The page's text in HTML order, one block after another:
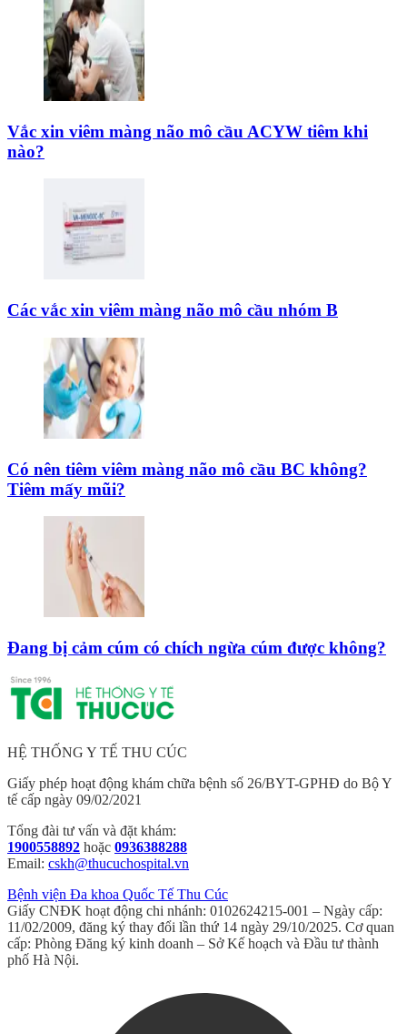
Vắc xin viêm màng não mô cầu ACYW tiêm khi
nào?
Các vắc xin viêm màng não mô cầu nhóm B
Có nên tiêm viêm màng não mô cầu BC không?
Tiêm mấy mũi?
Đang bị cảm cúm có chích ngừa cúm được không?
HỆ THỐNG Y TẾ THU CÚC
Giấy phép hoạt động khám chữa bệnh số 26/BYT-GPHĐ do Bộ Y
tế cấp ngày 09/02/2021
Tổng đài tư vấn và đặt khám:
1900558892 hoặc 0936388288
Email: cskh@thucuchospital.vn
Bệnh viện Đa khoa Quốc Tế Thu Cúc
Giấy CNĐK hoạt động chi nhánh: 0102624215-001 – Ngày cấp:
11/02/2009, đăng ký thay đổi lần thứ 14 ngày 29/10/2025. Cơ quan
cấp: Phòng Đăng ký kinh doanh – Sở Kế hoạch và Đầu tư thành
phố Hà Nội.